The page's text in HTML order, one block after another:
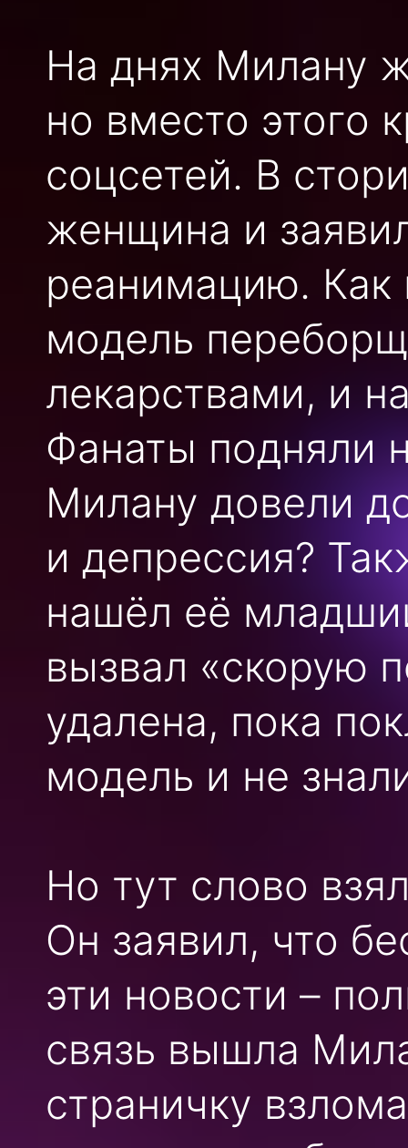
На днях Милану
но вместо этого
соцсетей. В
женщина и
реанимацию. Как
модель
лекарствами, и
Фанаты подняли
Милану довели
и депрессия?
нашёл её
вызвал «скорую
удалена, пока
модель и не
Но тут слово
Он заявил, что
эти новости –
связь вышла
страничку